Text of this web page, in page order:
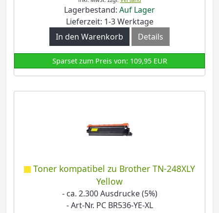
Lagerbestand: Auf Lager
Lieferzeit: 1-3 Werktage
In den Warenkorb
Details
Sparset zum Preis von: 109,95 EUR
Toner kompatibel zu Brother TN-248XLY
Yellow
- ca. 2.300 Ausdrucke (5%)
- Art-Nr. PC BR536-YE-XL